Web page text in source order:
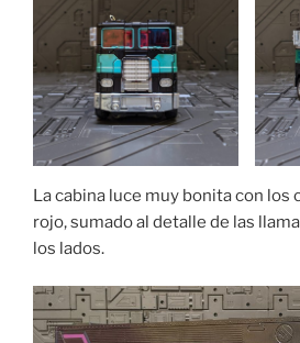
La cabina luce muy bonita con los
rojo, sumado al detalle de las
los lados.